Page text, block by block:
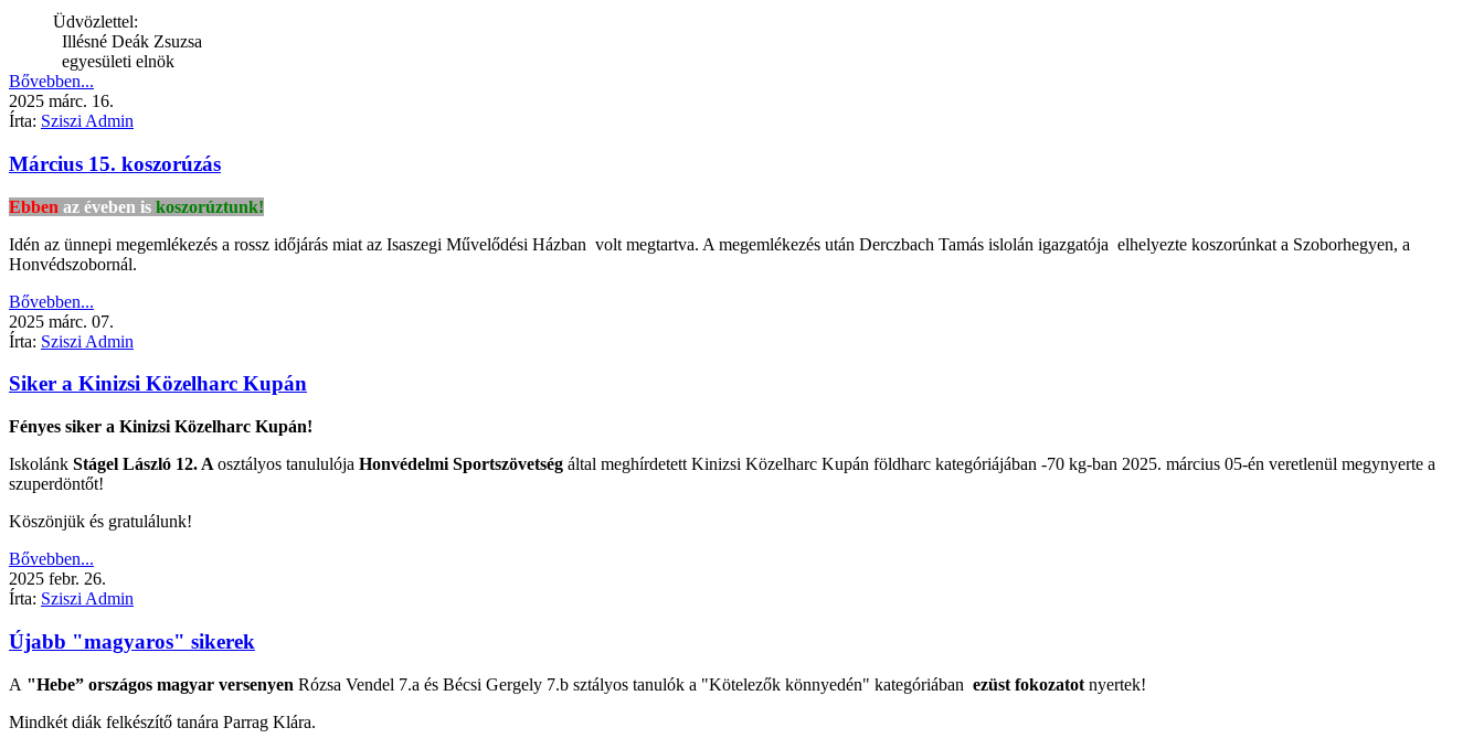
Üdvözlettel:
Illésné Deák Zsuzsa
egyesületi elnök
Bővebben...
2025 márc. 16.
Írta: Sziszi Admin
Március 15. koszorúzás
Ebben az éveben is koszorúztunk!
Idén az ünnepi megemlékezés a rossz időjárás miat az Isaszegi Művelődési Házban volt megtartva. A megemlékezés után Derczbach Tamás islolán igazgatója elhelyezte koszorúnkat a Szoborhegyen, a
Honvédszobornál.
Bővebben...
2025 márc. 07.
Írta: Sziszi Admin
Siker a Kinizsi Közelharc Kupán
Fényes siker a Kinizsi Közelharc Kupán!
Iskolánk Stágel László 12. A osztályos tanululója Honvédelmi Sportszövetség által meghírdetett Kinizsi Közelharc Kupán földharc kategóriájában -70 kg-ban 2025. március 05-én veretlenül megynyerte a
szuperdöntőt!
Köszönjük és gratulálunk!
Bővebben...
2025 febr. 26.
Írta: Sziszi Admin
Újabb "magyaros" sikerek
A "Hebe” országos magyar versenyen Rózsa Vendel 7.a és Bécsi Gergely 7.b sztályos tanulók a "Kötelezők könnyedén" kategóriában ezüst fokozatot nyertek!
Mindkét diák felkészítő tanára Parrag Klára.